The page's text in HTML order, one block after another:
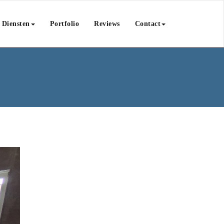
Diensten Portfolio Reviews Contact